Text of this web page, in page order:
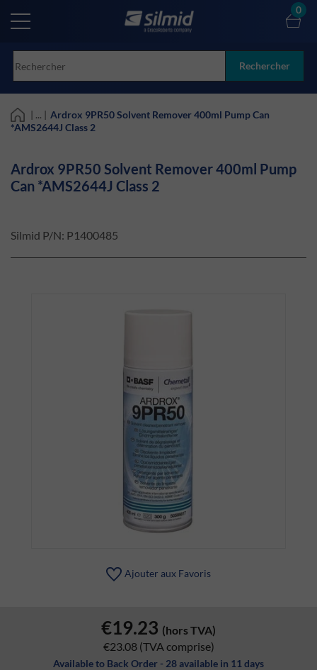
main
Rechercher
0
| ... | Ardrox 9PR50 Solvent Remover 400ml Pump Can
*AMS2644J Class 2
Ardrox 9PR50 Solvent Remover 400ml Pump
Can *AMS2644J Class 2
Silmid P/N: P1400485
Ajouter aux Favoris
€19.23 (hors TVA)
€23.08 (TVA comprise)
Available to Back Order - 28 available in 11 days